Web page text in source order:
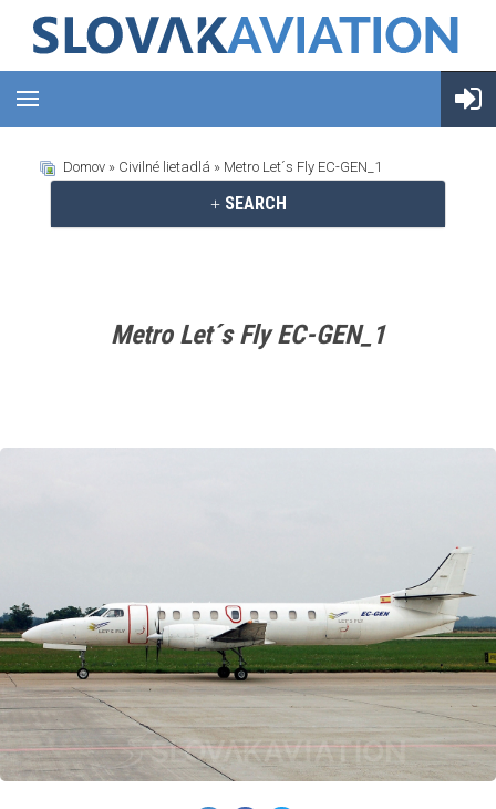
Domov » Civilné lietadlá » Metro Let´s Fly EC-GEN_1
SEARCH
Metro Let´s Fly EC-GEN_1